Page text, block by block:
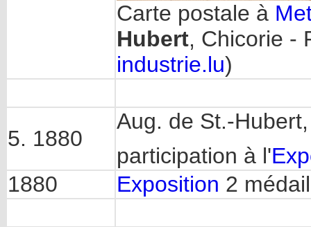
Carte postale à
Hubert, Chicorie -
industrie.lu)
5. 1880
Aug. de St.-
participation à l'
1880
Exposition 2